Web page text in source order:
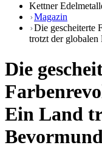
Kettner
Magazin
Die gescheiterte
trotzt der
Die
Ein Land